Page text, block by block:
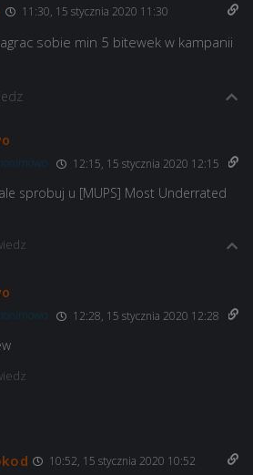
11:30, 15 stycznia 2020 11:30
sobie min 5 bitewek w kampanii
12:15, 15 stycznia 2020 12:15
sprobuj u [MUPS] Most Underrated
12:28, 15 stycznia 2020 12:28
10:52, 15 stycznia 2020 10:52